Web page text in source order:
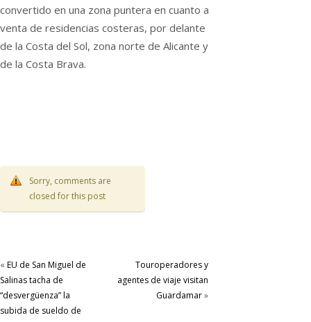
convertido en una zona puntera en cuanto a
venta de residencias costeras, por delante
de la Costa del Sol, zona norte de Alicante y
de la Costa Brava.
Sorry, comments are
closed for this post
« EU de San Miguel de
Salinas tacha de
“desvergüenza” la
subida de sueldo de
Touroperadores y
agentes de viaje visitan
Guardamar»